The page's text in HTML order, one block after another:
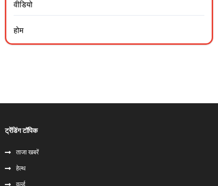
वीडियो
होम
ट्रेंडिंग टॉपिक
ताजा खबरें
हेल्‍थ
वर्ल्ड